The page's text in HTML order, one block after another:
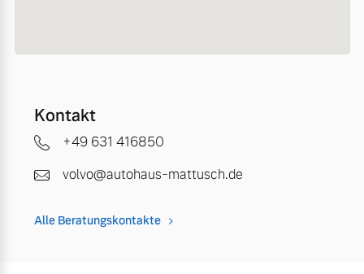
Kontakt
+49 631 416850
volvo@autohaus-mattusch.de
Alle Beratungskontakte